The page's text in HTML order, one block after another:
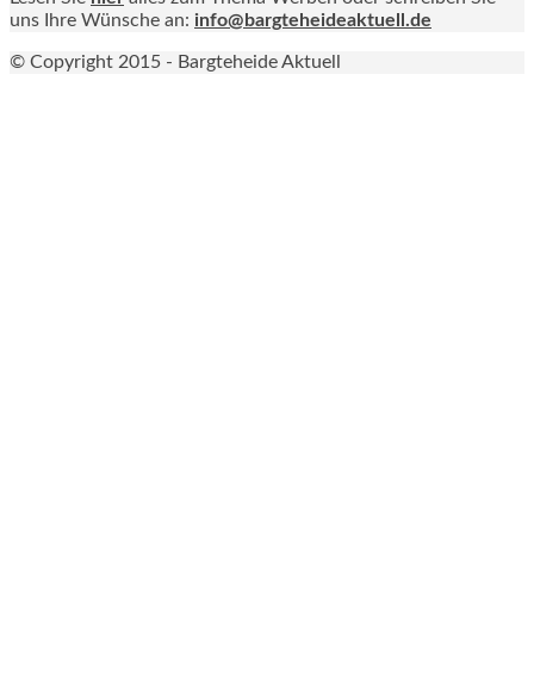
uns Ihre Wünsche an: info@bargteheideaktuell.de
© Copyright 2015 - Bargteheide Aktuell